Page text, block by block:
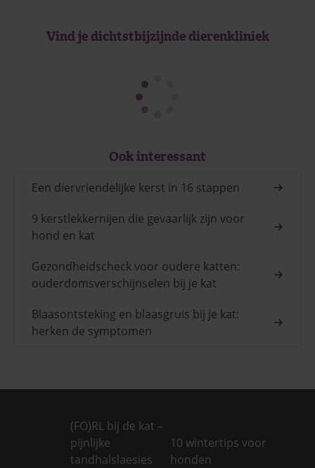
Vind je dichtstbijzijnde dierenkliniek
Ook interessant
Een diervriendelijke kerst in 16 stappen
9 kerstlekkernijen die gevaarlijk zijn voor
hond en kat
Gezondheidscheck voor oudere katten:
ouderdomsverschijnselen bij je kat
Blaasontsteking en blaasgruis bij je kat:
herken de symptomen
(FO)RL bij de kat –
pijnlijke
tandhalslaesies
10 wintertips voor
honden